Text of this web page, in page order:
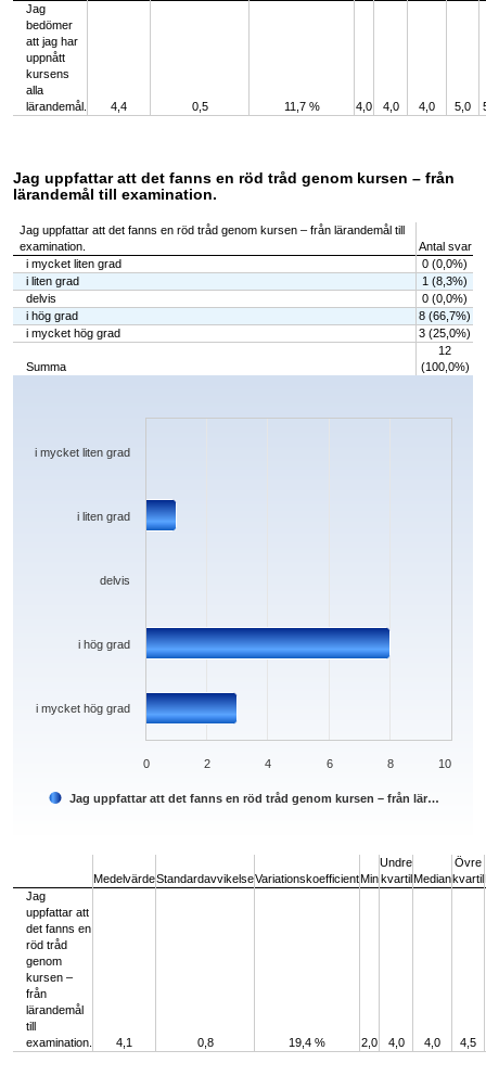
Jag
bedömer
att jag har
uppnått
kursens
alla
lärandemål.
4,4 0,5 11,7 % 4,0 4,0 4,0 5,0
Jag uppfattar att det fanns en röd tråd genom kursen – från
lärandemål till examination.
Jag uppfattar att det fanns en röd tråd genom kursen – från lärandemål till
examination.
Antal svar
i mycket liten grad
0 (0,0%)
i liten grad
1 (8,3%)
delvis
0 (0,0%)
i hög grad
8 (66,7%)
i mycket hög grad
3 (25,0%)
Summa
12
(100,0%)
Chart
The chart has 1 X axis displaying categories.
Jag uppfattar att det fanns en röd tråd genom kursen – från lär…
i mycket hög grad
i hög grad
delvis
i liten grad
i mycket liten grad
0 2 4 6 8 10
MedelvärdeStandardavvikelseVariationskoefficientMin
Undre
kvartilMedian
Övre
kvartil
Jag
uppfattar att
det fanns en
röd tråd
genom
kursen –
från
lärandemål
till
examination.
4,1 0,8 19,4 % 2,0 4,0 4,0 4,5